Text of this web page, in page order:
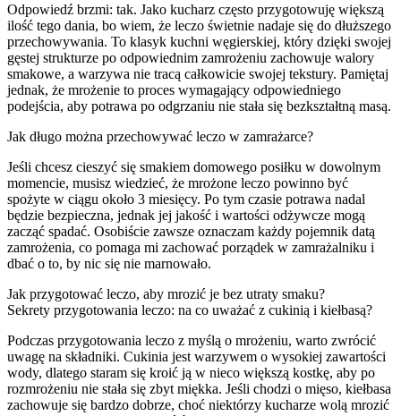
Odpowiedź brzmi: tak. Jako kucharz często przygotowuję większą
ilość tego dania, bo wiem, że leczo świetnie nadaje się do dłuższego
przechowywania. To klasyk kuchni węgierskiej, który dzięki swojej
gęstej strukturze po odpowiednim zamrożeniu zachowuje walory
smakowe, a warzywa nie tracą całkowicie swojej tekstury. Pamiętaj
jednak, że mrożenie to proces wymagający odpowiedniego
podejścia, aby potrawa po odgrzaniu nie stała się bezkształtną masą.
Jak długo można przechowywać leczo w zamrażarce?
Jeśli chcesz cieszyć się smakiem domowego posiłku w dowolnym
momencie, musisz wiedzieć, że mrożone leczo powinno być
spożyte w ciągu około 3 miesięcy. Po tym czasie potrawa nadal
będzie bezpieczna, jednak jej jakość i wartości odżywcze mogą
zacząć spadać. Osobiście zawsze oznaczam każdy pojemnik datą
zamrożenia, co pomaga mi zachować porządek w zamrażalniku i
dbać o to, by nic się nie marnowało.
Jak przygotować leczo, aby mrozić je bez utraty smaku?
Sekrety przygotowania leczo: na co uważać z cukinią i kiełbasą?
Podczas przygotowania leczo z myślą o mrożeniu, warto zwrócić
uwagę na składniki. Cukinia jest warzywem o wysokiej zawartości
wody, dlatego staram się kroić ją w nieco większą kostkę, aby po
rozmrożeniu nie stała się zbyt miękka. Jeśli chodzi o mięso, kiełbasa
zachowuje się bardzo dobrze, choć niektórzy kucharze wolą mrozić